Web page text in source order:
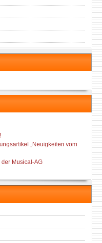
„Neuigkeiten vom
Musical-AG